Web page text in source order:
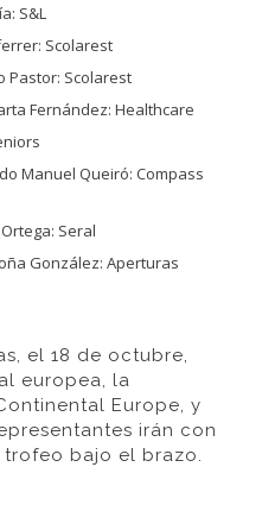
S&L
Scolarest
Pastor: Scolarest
Fernández: Healthcare
Manuel Queiró: Compass
Seral
González: Aperturas
el 18 de octubre,
europea, la
Europe, y
irán con
bajo el brazo.